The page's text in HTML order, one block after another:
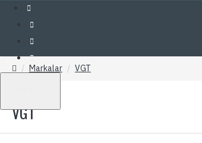
Markalar
VGT
VGT